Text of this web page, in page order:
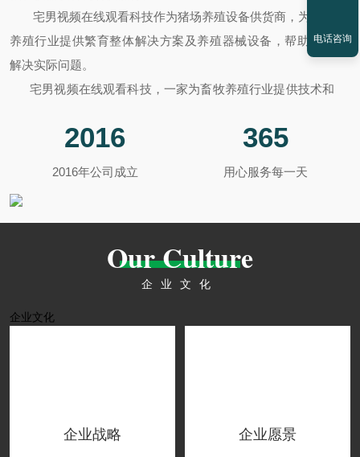
宅男视频在线观看科技作为猪场养殖设备供货商，为畜牧
养殖行业提供繁育整体解决方案及养殖器械设备，帮助客户
解决实际问题。
宅男视频在线观看科技，一家为畜牧养殖行业提供技术和
供应动物人工授精器材及技术支持
2016
2016年公司成立
365
用心服务每一天
Our Culture
企业文化
企业文化
企业战略 企业愿景
电话咨询